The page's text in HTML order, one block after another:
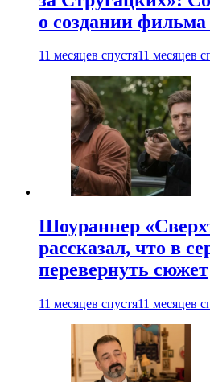
о создании
11 месяцев спустя11 месяцев
Шоураннер
рассказал, что в
перевернуть сюжет
11 месяцев спустя11 месяцев